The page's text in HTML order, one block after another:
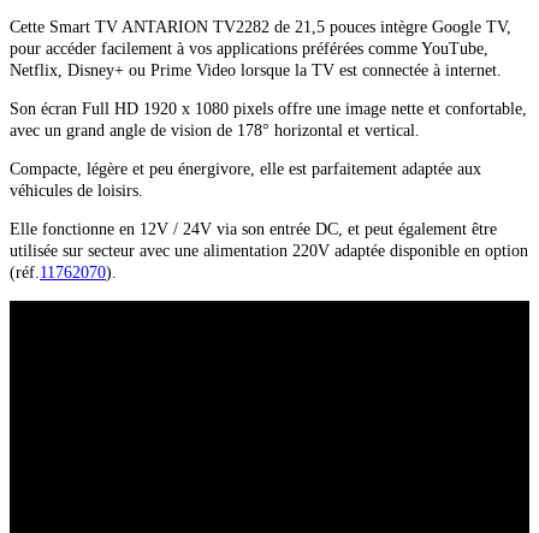
Cette Smart TV ANTARION TV2282 de 21,5 pouces intègre Google TV,
pour accéder facilement à vos applications préférées comme YouTube,
Netflix, Disney+ ou Prime Video lorsque la TV est connectée à internet.
Son écran Full HD 1920 x 1080 pixels offre une image nette et confortable,
avec un grand angle de vision de 178° horizontal et vertical.
Compacte, légère et peu énergivore, elle est parfaitement adaptée aux
véhicules de loisirs.
Elle fonctionne en 12V / 24V via son entrée DC, et peut également être
utilisée sur secteur avec une alimentation 220V adaptée disponible en option
(réf.11762070).